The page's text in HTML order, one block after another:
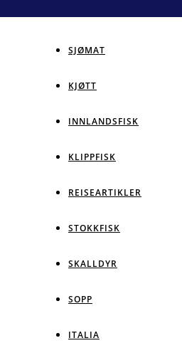
SJØMAT
KJØTT
INNLANDSFISK
KLIPPFISK
REISEARTIKLER
STOKKFISK
SKALLDYR
SOPP
ITALIA